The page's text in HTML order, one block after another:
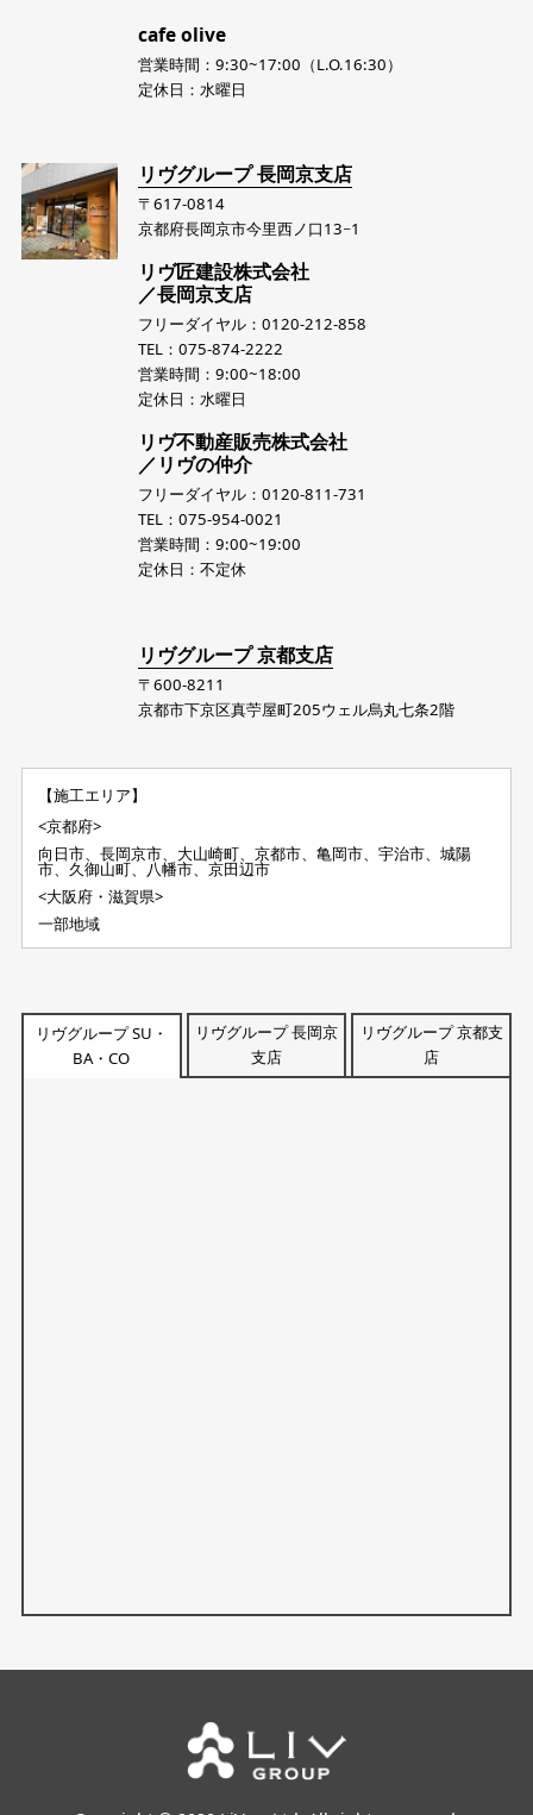
cafe olive
営業時間：9:30~17:00（L.O.16:30）
定休日：水曜日
リヴグループ 長岡京支店
〒617-0814
京都府長岡京市今里西ノ口13−1
リヴ匠建設株式会社
／長岡京支店
フリーダイヤル：0120-212-858
TEL：075-874-2222
営業時間：9:00~18:00
定休日：水曜日
リヴ不動産販売株式会社
／リヴの仲介
フリーダイヤル：0120-811-731
TEL：075-954-0021
営業時間：9:00~19:00
定休日：不定休
リヴグループ 京都支店
〒600-8211
京都市下京区真苧屋町205ウェル烏丸七条2階
【施工エリア】
<京都府>
向日市、長岡京市、大山崎町、京都市、亀岡市、宇治市、城陽
市、久御山町、八幡市、京田辺市
<大阪府・滋賀県>
一部地域
リヴグループ SU・
BA・CO
リヴグループ 長岡京
支店
リヴグループ 京都支
店